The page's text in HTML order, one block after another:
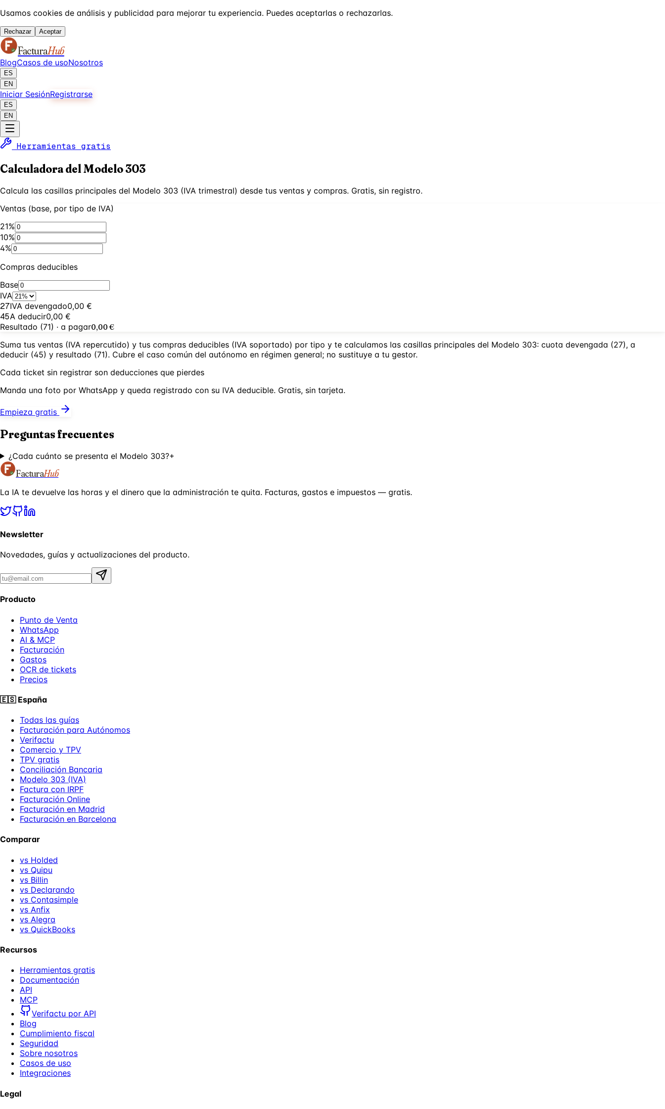
Usamos cookies de análisis y publicidad para mejorar tu experiencia. Puedes aceptarlas o rechazarlas.
Rechazar Aceptar
FacturaHub
BlogCasos de usoNosotros
ES
EN
Iniciar SesiónRegistrarse
ES
EN
Herramientas gratis
Calculadora del Modelo 303
Calcula las casillas principales del Modelo 303 (IVA trimestral) desde tus ventas y compras. Gratis, sin registro.
Ventas (base, por tipo de IVA)
21%
10%
4%
Compras deducibles
Base
IVA
27IVA devengado0,00 €
45A deducir0,00 €
Resultado (71) · a pagar0,00 €
Suma tus ventas (IVA repercutido) y tus compras deducibles (IVA soportado) por tipo y te calculamos las casillas principales del Modelo 303: cuota devengada (27), a
deducir (45) y resultado (71). Cubre el caso común del autónomo en régimen general; no sustituye a tu gestor.
Cada ticket sin registrar son deducciones que pierdes
Manda una foto por WhatsApp y queda registrado con su IVA deducible. Gratis, sin tarjeta.
Empieza gratis
Preguntas frecuentes
¿Cada cuánto se presenta el Modelo 303?+
FacturaHub
La IA te devuelve las horas y el dinero que la administración te quita. Facturas, gastos e impuestos — gratis.
Newsletter
Novedades, guías y actualizaciones del producto.
Producto
Punto de Venta
WhatsApp
AI & MCP
Facturación
Gastos
OCR de tickets
Precios
🇪🇸 España
Todas las guías
Facturación para Autónomos
Verifactu
Comercio y TPV
TPV gratis
Conciliación Bancaria
Modelo 303 (IVA)
Factura con IRPF
Facturación Online
Facturación en Madrid
Facturación en Barcelona
Comparar
vs Holded
vs Quipu
vs Billin
vs Declarando
vs Contasimple
vs Anfix
vs Alegra
vs QuickBooks
Recursos
Herramientas gratis
Documentación
API
MCP
Verifactu por API
Blog
Cumplimiento fiscal
Seguridad
Sobre nosotros
Casos de uso
Integraciones
Legal